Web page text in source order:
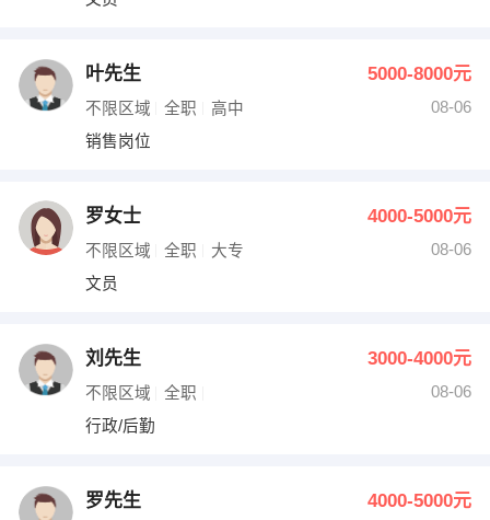
叶先生 5000-8000元
不限区域 全职 高中
08-06
销售岗位
罗女士 4000-5000元
不限区域 全职 大专
08-06
文员
刘先生 3000-4000元
不限区域 全职
08-06
行政/后勤
罗先生 4000-5000元